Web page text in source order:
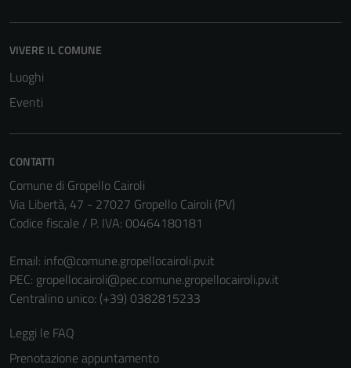
VIVERE IL COMUNE
Luoghi
Eventi
CONTATTI
Comune di Gropello Cairoli
Via Libertà, 47 - 27027 Gropello Cairoli (PV)
Codice fiscale / P. IVA: 00464180181
Email: info@comune.gropellocairoli.pv.it
PEC: gropellocairoli@pec.comune.gropellocairoli.pv.it
Centralino unico: (+39) 0382815233
Leggi le FAQ
Prenotazione appuntamento
personali.